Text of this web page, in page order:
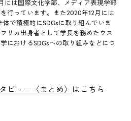
には国際文化学部、メディア表現学部
行っています。また2020年12月には
体で積極的にSDGsに取り組んでいま
リカ出身者として学長を務めたウス
におけるSDGsへの取り組みなどにつ
ビュー〈まとめ〉 はこちら